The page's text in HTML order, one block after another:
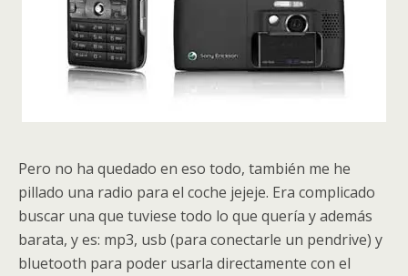
Pero no ha quedado en eso todo, también me he
pillado una radio para el coche jejeje. Era complicado
buscar una que tuviese todo lo que quería y además
barata, y es: mp3, usb (para conectarle un pendrive) y
bluetooth para poder usarla directamente con el